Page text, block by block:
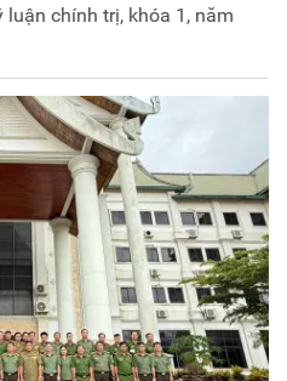
chính trị, khóa 1, năm